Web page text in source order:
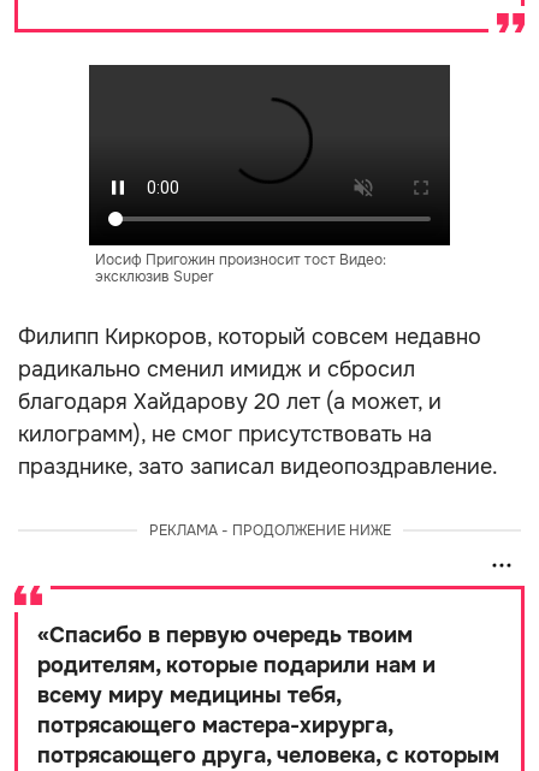
Иосиф Пригожин произносит тост Видео:
эксклюзив Super
Филипп Киркоров, который совсем недавно
радикально сменил имидж и сбросил
благодаря Хайдарову 20 лет (а может, и
килограмм), не смог присутствовать на
празднике, зато записал видеопоздравление.
РЕКЛАМА - ПРОДОЛЖЕНИЕ НИЖЕ
«Спасибо в первую очередь твоим
родителям, которые подарили нам и
всему миру медицины тебя,
потрясающего мастера-хирурга,
потрясающего друга, человека, с которым